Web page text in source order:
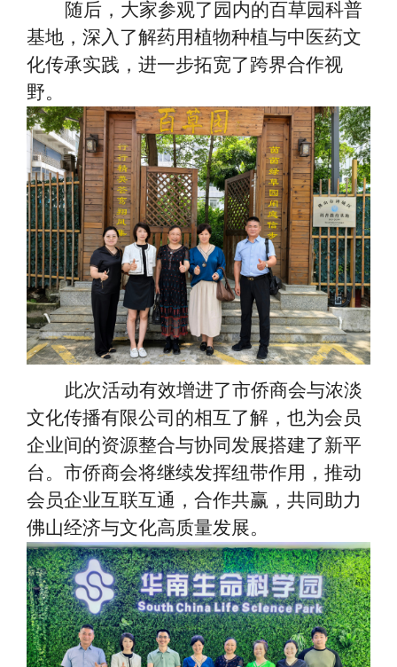
随后，大家参观了园内的百草园科普
基地，深入了解药用植物种植与中医药文
化传承实践，进一步拓宽了跨界合作视
野。
此次活动有效增进了市侨商会与浓淡
文化传播有限公司的相互了解，也为会员
企业间的资源整合与协同发展搭建了新平
台。市侨商会将继续发挥纽带作用，推动
会员企业互联互通，合作共赢，共同助力
佛山经济与文化高质量发展。